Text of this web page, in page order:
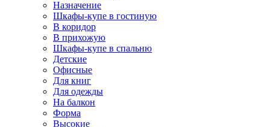
Назначение
Шкафы-купе в гостиную
В коридор
В прихожую
Шкафы-купе в спальню
Детские
Офисные
Для книг
Для одежды
На балкон
Форма
Высокие